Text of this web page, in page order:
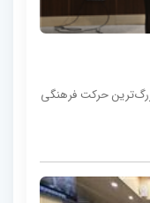
حرکت فرهنگی